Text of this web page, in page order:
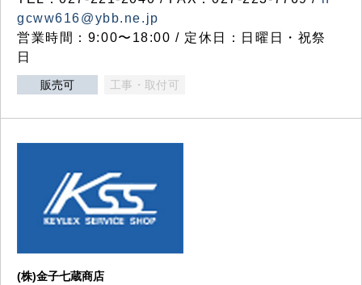
gcww616@ybb.ne.jp
営業時間：9:00〜18:00 / 定休日：日曜日・祝祭
日
販売可 工事・取付可
(株)金子七蔵商店